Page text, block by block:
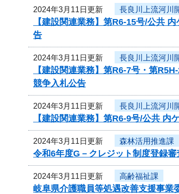
2024年3月11日更新 長良川上流河川
【建設関連業務】第R6-15号/公共
告
2024年3月11日更新 長良川上流河川
【建設関連業務】第R6-7号・第
競争入札公告
2024年3月11日更新 長良川上流河川
【建設関連業務】第R6-9号/公共
2024年3月11日更新 森林活用推進課
令和6年度G－クレジット制度登録
2024年3月11日更新 高齢福祉課
岐阜県介護職員等処遇改善支援事業